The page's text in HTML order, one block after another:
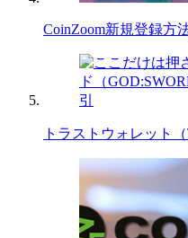
CoinZoom新規登録方
トラストウォレット